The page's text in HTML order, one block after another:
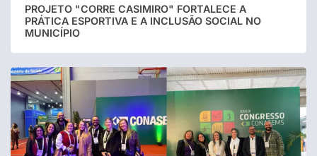
PROJETO "CORRE CASIMIRO" FORTALECE A
PRÁTICA ESPORTIVA E A INCLUSÃO SOCIAL NO
MUNICÍPIO